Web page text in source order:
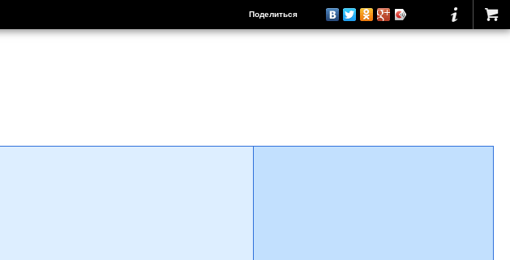
Поделиться